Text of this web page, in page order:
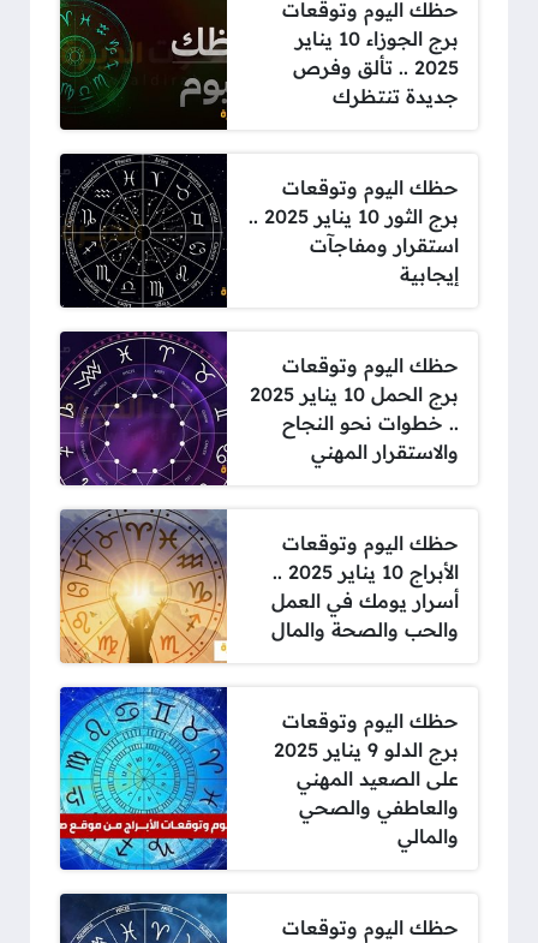
حظك اليوم وتوقعات
برج الجوزاء 10 يناير
2025 .. تألق وفرص
جديدة تنتظرك
حظك اليوم وتوقعات
برج الثور 10 يناير 2025 ..
استقرار ومفاجآت
إيجابية
حظك اليوم وتوقعات
برج الحمل 10 يناير 2025
.. خطوات نحو النجاح
والاستقرار المهني
حظك اليوم وتوقعات
الأبراج 10 يناير 2025 ..
أسرار يومك في العمل
والحب والصحة والمال
حظك اليوم وتوقعات
برج الدلو 9 يناير 2025
على الصعيد المهني
والعاطفي والصحي
والمالي
حظك اليوم وتوقعات